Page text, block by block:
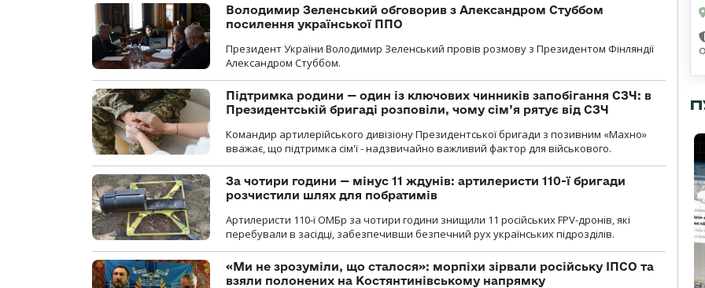
Володимир Зеленський обговорив з Александром Стуббом
посилення української ППО
Президент України Володимир Зеленський провів розмову з Президентом Фінляндії
Александром Стуббом.
Підтримка родини — один із ключових чинників запобігання СЗЧ: в
Президентській бригаді розповіли, чому сім’я рятує від СЗЧ
Командир артилерійського дивізіону Президентської бригади з позивним «Махно»
вважає, що підтримка сім'ї - надзвичайно важливий фактор для військового.
За чотири години — мінус 11 ждунів: артилеристи 110-ї бригади
розчистили шлях для побратимів
Артилеристи 110-ї ОМБр за чотири години знищили 11 російських FPV-дронів, які
перебували в засідці, забезпечивши безпечний рух українських підрозділів.
«Ми не зрозуміли, що сталося»: морпіхи зірвали російську ІПСО та
взяли полонених на Костянтинівському напрямку